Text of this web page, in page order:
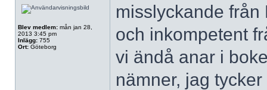
Blev medlem: mån jan 28,
2013 3:45 pm
Inlägg: 755
Ort: Göteborg
misslyckande
och inkompetent
vi ändå anar i
nämner, jag